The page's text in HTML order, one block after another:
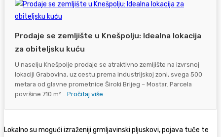
Prodaje se zemljište u Knešpolju: Idealna lokacija
za obiteljsku kuću
U naselju Knešpolje prodaje se atraktivno zemljište na izvrsnoj
lokaciji Grabovina, uz cestu prema industrijskoj zoni, svega 500
metara od glavne prometnice Široki Brijeg – Mostar. Parcela
površine 710 m²... Pročitaj više
Lokalno su mogući izraženiji grmljavinski pljuskovi, pojava tuče te